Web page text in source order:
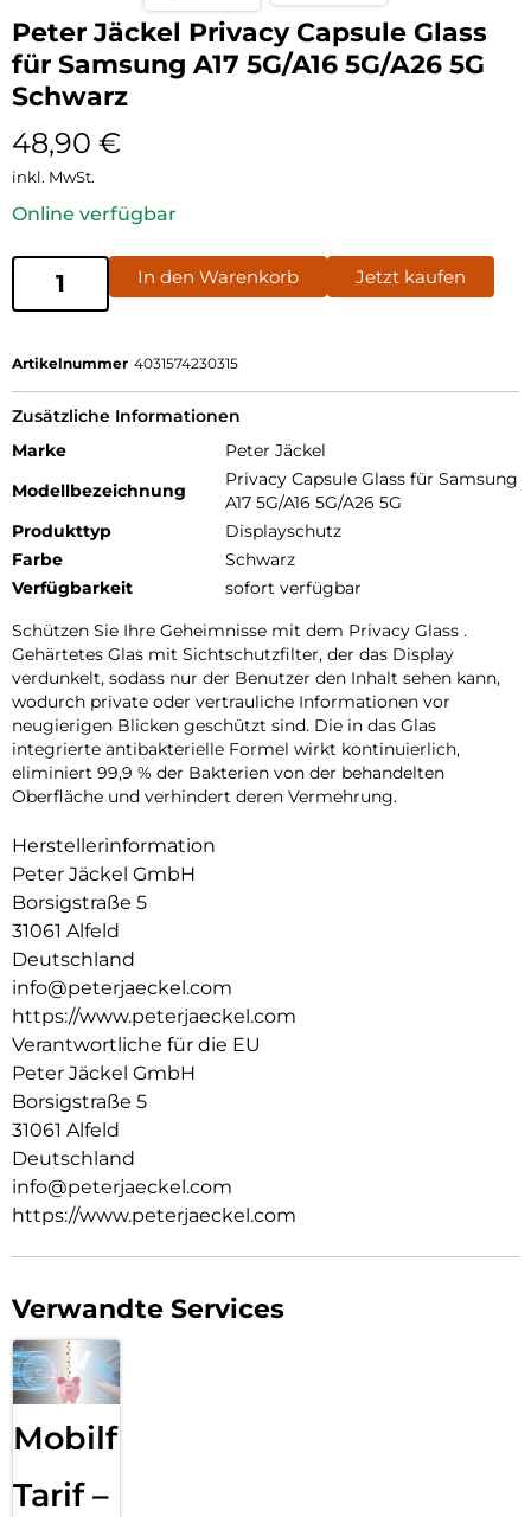
Peter Jäckel Privacy Capsule Glass
für Samsung A17 5G/A16 5G/A26 5G
Schwarz
48,90 €
inkl. MwSt.
Online verfügbar
In den Warenkorb Jetzt kaufen
Artikelnummer 4031574230315
Zusätzliche Informationen
Marke
Peter Jäckel
Modellbezeichnung
Privacy Capsule Glass für Samsung
A17 5G/A16 5G/A26 5G
Produkttyp
Displayschutz
Farbe
Schwarz
Verfügbarkeit
sofort verfügbar
Schützen Sie Ihre Geheimnisse mit dem Privacy Glass .
Gehärtetes Glas mit Sichtschutzfilter, der das Display
verdunkelt, sodass nur der Benutzer den Inhalt sehen kann,
wodurch private oder vertrauliche Informationen vor
neugierigen Blicken geschützt sind. Die in das Glas
integrierte antibakterielle Formel wirkt kontinuierlich,
eliminiert 99,9 % der Bakterien von der behandelten
Oberfläche und verhindert deren Vermehrung.
Herstellerinformation
Peter Jäckel GmbH
Borsigstraße 5
31061 Alfeld
Deutschland
info@peterjaeckel.com
https://www.peterjaeckel.com
Verantwortliche für die EU
Peter Jäckel GmbH
Borsigstraße 5
31061 Alfeld
Deutschland
info@peterjaeckel.com
https://www.peterjaeckel.com
Verwandte Services
Mobilfunk
Tarif –